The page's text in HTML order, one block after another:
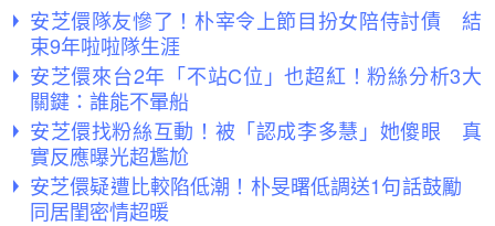
安芝儇隊友慘了！朴宰令上節目扮女陪侍討債 結
束9年啦啦隊生涯
安芝儇來台2年「不站C位」也超紅！粉絲分析3大
關鍵：誰能不暈船
安芝儇找粉絲互動！被「認成李多慧」她傻眼 真
實反應曝光超尷尬
安芝儇疑遭比較陷低潮！朴旻曙低調送1句話鼓勵
同居閨密情超暖